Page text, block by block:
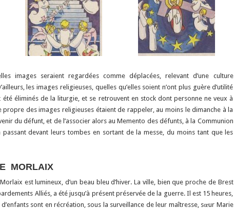
images seraient regardées comme déplacées, relevant d’une culture
les images religieuses, quelles qu’elles soient n’ont plus guère d’utilité
éliminés de la liturgie, et se retrouvent en stock dont personne ne veux à
propre des images religieuses étaient de rappeler, au moins le dimanche à la
du défunt, et de l’associer alors au Memento des défunts, à la Communion
passant devant leurs tombes en sortant de la messe, du moins tant que les
MORLAIX
est lumineux, d’un beau bleu d’hiver. La ville, bien que proche de Brest
Alliés, a été jusqu’à présent préservée de la guerre. Il est 15 heures,
sont en récréation, sous la surveillance de leur maîtresse, sœur Marie